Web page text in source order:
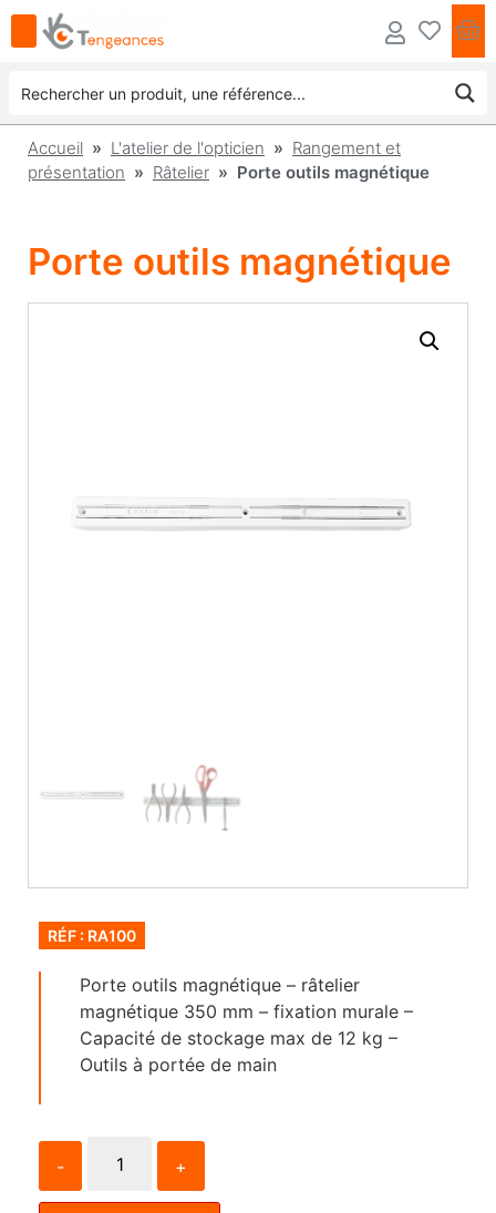
Accueil » L'atelier de l'opticien » Rangement et
présentation » Râtelier » Porte outils magnétique
Porte outils magnétique
RÉF : RA100
Porte outils magnétique – râtelier
magnétique 350 mm – fixation murale –
Capacité de stockage max de 12 kg –
Outils à portée de main
- +